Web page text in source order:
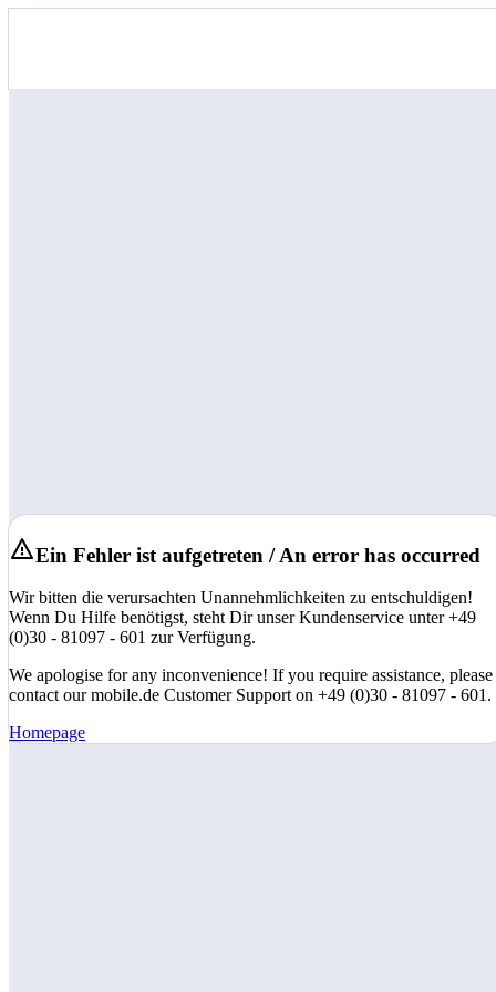
Ein Fehler ist aufgetreten / An error has occurred
Wir bitten die verursachten Unannehmlichkeiten zu entschuldigen!
Wenn Du Hilfe benötigst, steht Dir unser Kundenservice unter +49
(0)30 - 81097 - 601 zur Verfügung.
We apologise for any inconvenience! If you require assistance, please
contact our mobile.de Customer Support on +49 (0)30 - 81097 - 601.
Homepage